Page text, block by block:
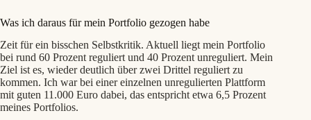
Was ich daraus für mein Portfolio gezogen habe
Zeit für ein bisschen Selbstkritik. Aktuell liegt mein Portfolio
bei rund 60 Prozent reguliert und 40 Prozent unreguliert. Mein
Ziel ist es, wieder deutlich über zwei Drittel reguliert zu
kommen. Ich war bei einer einzelnen unregulierten Plattform
mit guten 11.000 Euro dabei, das entspricht etwa 6,5 Prozent
meines Portfolios.